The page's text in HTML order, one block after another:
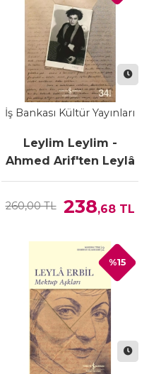
İş Bankası Kültür Yayınları
Leylim Leylim -
Ahmed Arif'ten Leylâ
Erbil'e Mektuplar
260,00 TL 238,68TL
%15